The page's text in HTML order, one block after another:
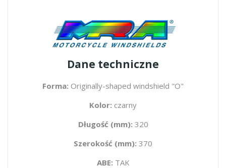
Dane techniczne
Forma: Originally-shaped windshield "O"
Kolor: czarny
Długość (mm): 320
Szerokość (mm): 370
ABE: TAK